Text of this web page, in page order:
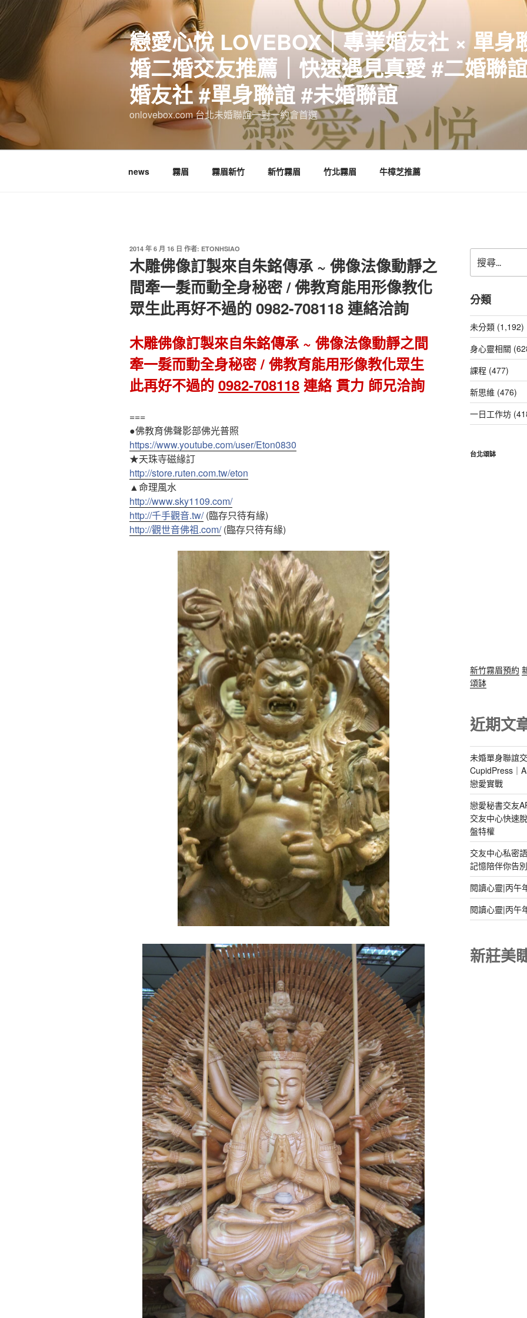
跳
至
容
戀愛心悅 LOVEBOX｜專業婚友社 × 單身
婚二婚交友推薦｜快速遇見真愛 #二婚聯
婚友社 #單身聯誼 #未婚聯誼
onlovebox.com 台北未婚聯誼一對一約會首選
news 霧眉 霧眉新竹 新竹霧眉 竹北霧眉 牛樟芝推薦
發
於
2014 年 6 月 16 日 作者: ETONHSIAO
木雕佛像訂製來自朱銘傳承 ~ 佛像法像動靜之
間牽一髮而動全身秘密 / 佛教育能用形像教化
眾生此再好不過的 0982-708118 連絡洽詢
木雕佛像訂製來自朱銘傳承 ~ 佛像法像動靜之間
牽一髮而動全身秘密 / 佛教育能用形像教化眾生
此再好不過的 0982-708118 連絡 貫力 師兄洽詢
===
●佛教育佛聲影部佛光普照
https://www.youtube.com/user/Eton0830
★天珠寺磁緣訂
http://store.ruten.com.tw/eton
▲命理風水
http://www.sky1109.com/
http://千手觀音.tw/(臨存只待有緣)
http://觀世音佛祖.com/(臨存只待有緣)
尋
關
鍵
字:
分類
未分類 (1,192)
身心靈相關
課程 (477)
新思維 (476)
一日工作坊
台北頌缽
新竹霧眉預約
頌缽
近期文
未婚單身聯誼
CupidPress｜
戀愛實戰
戀愛秘書交友
交友中心快速
盤特權
交友中心私密
記憶陪伴你告
閱讀心靈|丙午
閱讀心靈|丙午
新莊美